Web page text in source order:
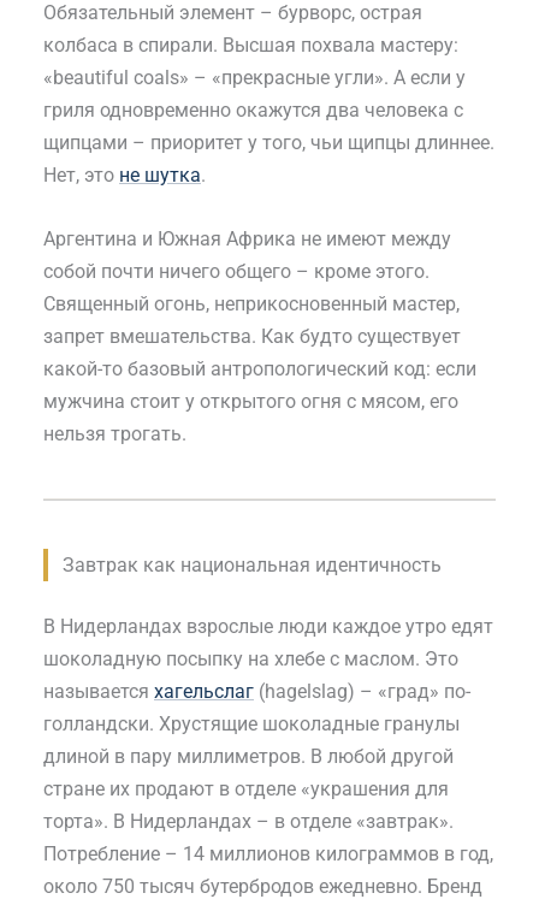
Обязательный элемент – бурворс, острая
колбаса в спирали. Высшая похвала мастеру:
«beautiful coals» – «прекрасные угли». А если у
гриля одновременно окажутся два человека с
щипцами – приоритет у того, чьи щипцы длиннее.
Нет, это не шутка.
Аргентина и Южная Африка не имеют между
собой почти ничего общего – кроме этого.
Священный огонь, неприкосновенный мастер,
запрет вмешательства. Как будто существует
какой-то базовый антропологический код: если
мужчина стоит у открытого огня с мясом, его
нельзя трогать.
Завтрак как национальная идентичность
В Нидерландах взрослые люди каждое утро едят
шоколадную посыпку на хлебе с маслом. Это
называется хагельслаг (hagelslag) – «град» по-
голландски. Хрустящие шоколадные гранулы
длиной в пару миллиметров. В любой другой
стране их продают в отделе «украшения для
торта». В Нидерландах – в отделе «завтрак».
Потребление – 14 миллионов килограммов в год,
около 750 тысяч бутербродов ежедневно. Бренд